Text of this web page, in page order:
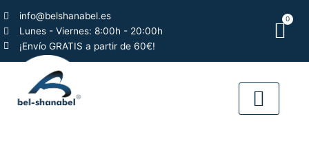
al
contenido
info@belshanabel.es
Lunes - Viernes: 8:00h - 20:00h
¡Envío GRATIS a partir de 60€!
0